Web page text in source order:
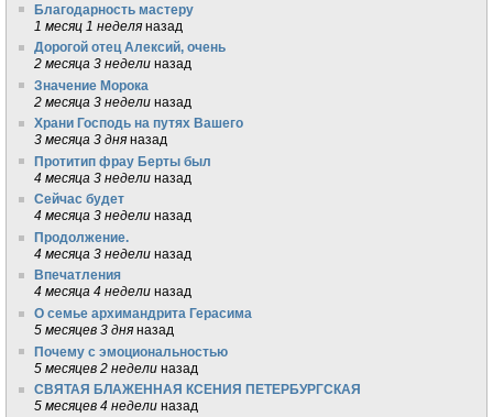
Благодарность мастеру
1 месяц 1 неделя назад
Дорогой отец Алексий, очень
2 месяца 3 недели назад
Значение Морока
2 месяца 3 недели назад
Храни Господь на путях Вашего
3 месяца 3 дня назад
Протитип фрау Берты был
4 месяца 3 недели назад
Сейчас будет
4 месяца 3 недели назад
Продолжение.
4 месяца 3 недели назад
Впечатления
4 месяца 4 недели назад
О семье архимандрита Герасима
5 месяцев 3 дня назад
Почему с эмоциональностью
5 месяцев 2 недели назад
СВЯТАЯ БЛАЖЕННАЯ КСЕНИЯ ПЕТЕРБУРГСКАЯ
5 месяцев 4 недели назад